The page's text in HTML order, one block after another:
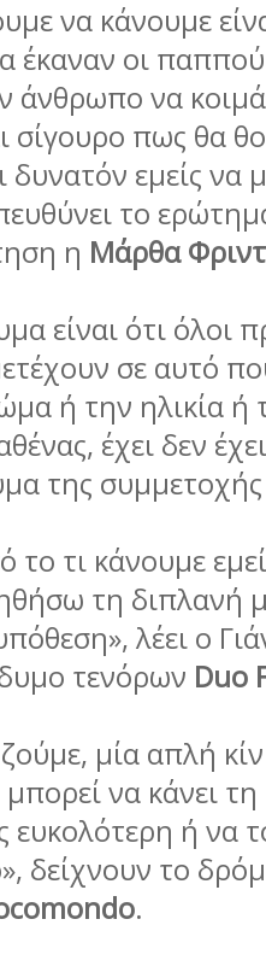
να κάνουμε
έκαναν οι
άνθρωπο να
σίγουρο πως θα
δυνατόν εμείς να
το
η Μάρθα
είναι ότι όλοι
σε αυτό
ή την ηλικία ή
έχει δεν
της
το τι κάνουμε
τη διπλανή
λέει ο
τενόρων Duo
μία απλή
να κάνει
ή να
δείχνουν το
.